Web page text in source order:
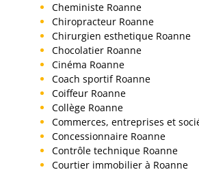
Cheministe Roanne
Chiropracteur Roanne
Chirurgien esthetique Roanne
Chocolatier Roanne
Cinéma Roanne
Coach sportif Roanne
Coiffeur Roanne
Collège Roanne
Commerces, entreprises et
Concessionnaire Roanne
Contrôle technique Roanne
Courtier immobilier à Roanne